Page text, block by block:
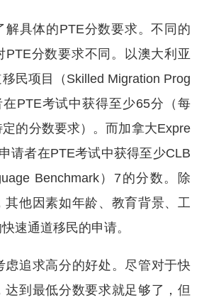
解具体的PTE分数要求。不同的
PTE分数要求不同。以澳大利亚
民项目（Skilled Migration Prog
PTE考试中获得至少65分（每
的分数要求）。而加拿大Expre
请者在PTE考试中获得至少CLB
Benchmark）7的分数。除
其他因素如年龄、教育背景、工
速通道移民的申请。
虑追求高分的好处。尽管对于快
达到最低分数要求就足够了，但